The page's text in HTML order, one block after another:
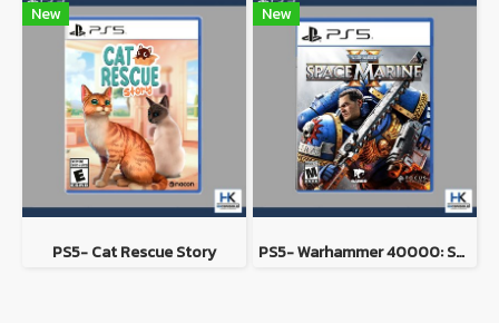
New
PS5- Cat Rescue Story
New
PS5- Warhammer 40000: Space Marine 2